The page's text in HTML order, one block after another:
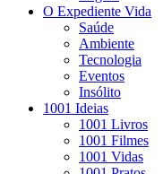
O Expediente Vida
Saúde
Ambiente
Tecnologia
Eventos
Insólito
1001 Ideias
1001 Livros
1001 Filmes
1001 Vidas